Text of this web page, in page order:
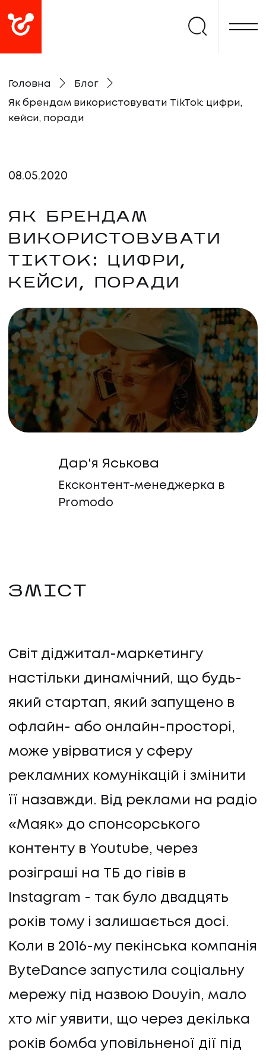
Головна Блог
Як брендам використовувати TikTok: цифри,
кейси, поради
08.05.2020
ЯК БРЕНДАМ
ВИКОРИСТОВУВАТИ
TIKTOK: ЦИФРИ,
КЕЙСИ, ПОРАДИ
Дар'я Яськова
Ексконтент-менеджерка в
Promodo
ЗМІСТ
Світ діджитал-маркетингу
настільки динамічний, що будь-
який стартап, який запущено в
офлайн- або онлайн-просторі,
може увірватися у сферу
рекламних комунікацій і змінити
її назавжди. Від реклами на радіо
«Маяк» до спонсорського
контенту в Youtube, через
розіграші на ТБ до гівів в
Instagram - так було двадцять
років тому і залишається досі.
Коли в 2016-му пекінська компанія
ByteDance запустила соціальну
мережу під назвою Douyin, мало
хто міг уявити, що через декілька
років бомба уповільненої дії під